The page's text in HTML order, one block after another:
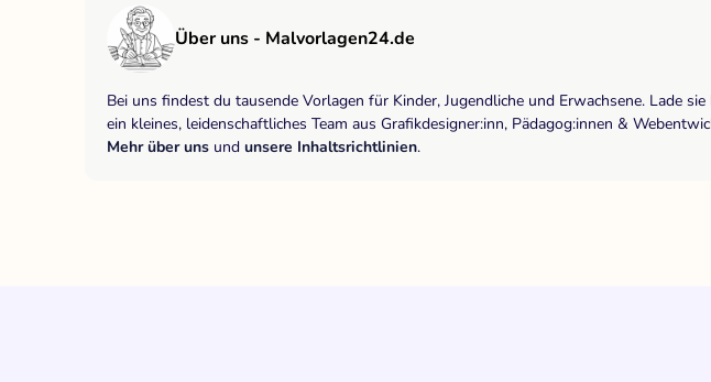
Über uns - Malvorlagen24.de
Bei uns findest du tausende Vorlagen für Kinder, Jugendliche und Erwachsene. Lade
ein kleines, leidenschaftliches Team aus Grafikdesigner:inn, Pädagog:innen &
Mehr über uns und unsere Inhaltsrichtlinien.